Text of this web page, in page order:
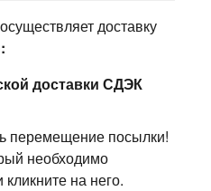
доставку
доставки СДЭК
перемещение посылки!
необходимо
на него.